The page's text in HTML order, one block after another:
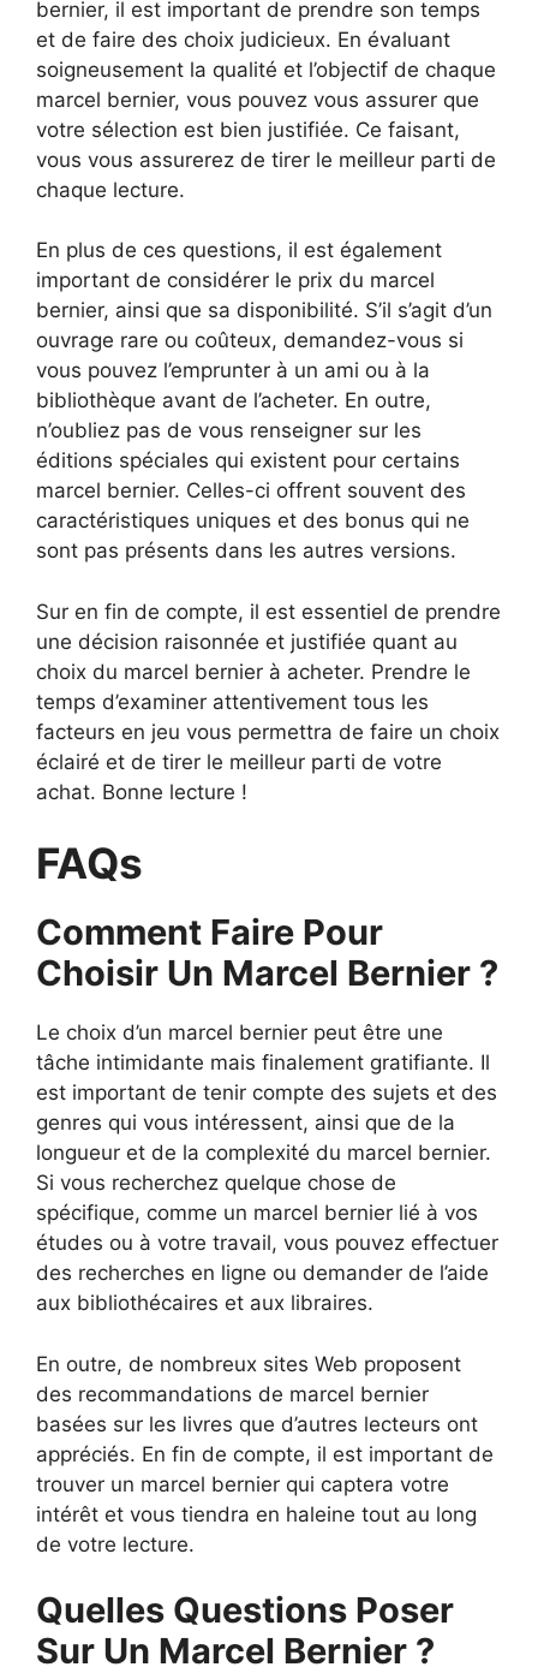
bernier, il est important de prendre son temps
et de faire des choix judicieux. En évaluant
soigneusement la qualité et l’objectif de chaque
marcel bernier, vous pouvez vous assurer que
votre sélection est bien justifiée. Ce faisant,
vous vous assurerez de tirer le meilleur parti de
chaque lecture.
En plus de ces questions, il est également
important de considérer le prix du marcel
bernier, ainsi que sa disponibilité. S’il s’agit d’un
ouvrage rare ou coûteux, demandez-vous si
vous pouvez l’emprunter à un ami ou à la
bibliothèque avant de l’acheter. En outre,
n’oubliez pas de vous renseigner sur les
éditions spéciales qui existent pour certains
marcel bernier. Celles-ci offrent souvent des
caractéristiques uniques et des bonus qui ne
sont pas présents dans les autres versions.
Sur en fin de compte, il est essentiel de prendre
une décision raisonnée et justifiée quant au
choix du marcel bernier à acheter. Prendre le
temps d’examiner attentivement tous les
facteurs en jeu vous permettra de faire un choix
éclairé et de tirer le meilleur parti de votre
achat. Bonne lecture !
FAQs
Comment Faire Pour
Choisir Un Marcel Bernier ?
Le choix d’un marcel bernier peut être une
tâche intimidante mais finalement gratifiante. Il
est important de tenir compte des sujets et des
genres qui vous intéressent, ainsi que de la
longueur et de la complexité du marcel bernier.
Si vous recherchez quelque chose de
spécifique, comme un marcel bernier lié à vos
études ou à votre travail, vous pouvez effectuer
des recherches en ligne ou demander de l’aide
aux bibliothécaires et aux libraires.
En outre, de nombreux sites Web proposent
des recommandations de marcel bernier
basées sur les livres que d’autres lecteurs ont
appréciés. En fin de compte, il est important de
trouver un marcel bernier qui captera votre
intérêt et vous tiendra en haleine tout au long
de votre lecture.
Quelles Questions Poser
Sur Un Marcel Bernier ?